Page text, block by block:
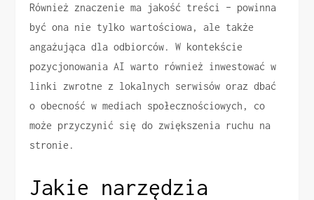
Również znaczenie ma jakość treści – powinna
być ona nie tylko wartościowa, ale także
angażująca dla odbiorców. W kontekście
pozycjonowania AI warto również inwestować w
linki zwrotne z lokalnych serwisów oraz dbać
o obecność w mediach społecznościowych, co
może przyczynić się do zwiększenia ruchu na
stronie.
Jakie narzędzia